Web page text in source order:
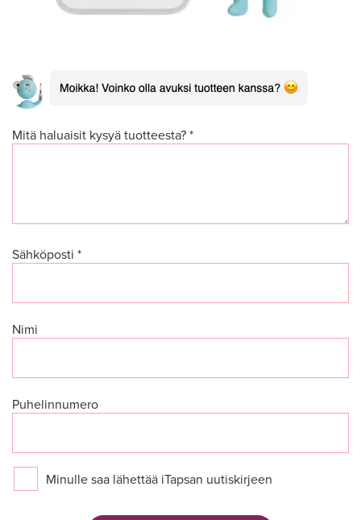
Mitä haluaisit kysyä tuotteesta? *
Sähköposti *
Nimi
Puhelinnumero
Minulle saa lähettää iTapsan uutiskirjeen